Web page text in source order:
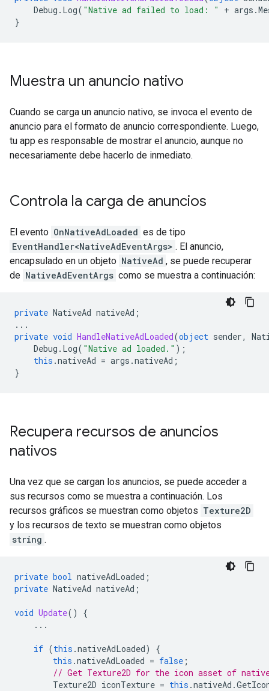
Debug . Log( "Native ad failed to load: " + args .
}
Muestra un anuncio nativo
Cuando se carga un anuncio nativo, se invoca el evento de
anuncio para el formato de anuncio correspondiente. Luego,
tu app es responsable de mostrar el anuncio, aunque no
necesariamente debe hacerlo de inmediato.
Controla la carga de anuncios
El evento OnNativeAdLoaded es de tipo
EventHandler<NativeAdEventArgs> . El anuncio,
encapsulado en un objeto NativeAd , se puede recuperar
de NativeAdEventArgs como se muestra a continuación:
private NativeAd nativeAd ;
...
private void HandleNativeAdLoaded(object sender,
Debug . Log( "Native ad loaded." );
this .nativeAd = args .nativeAd ;
}
Recupera recursos de anuncios
nativos
Una vez que se cargan los anuncios, se puede acceder a
sus recursos como se muestra a continuación. Los
recursos gráficos se muestran como objetos Texture2D
y los recursos de texto se muestran como objetos
string .
private bool nativeAdLoaded ;
private NativeAd nativeAd ;
void Update()
{
...
if (this .nativeAdLoaded)
{
this .nativeAdLoaded = false ;
// Get Texture2D for the icon asset of
Texture2D iconTexture = this .nativeAd .